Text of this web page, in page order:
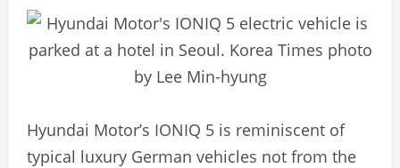
Hyundai Motor’s IONIQ 5 is reminiscent of
typical luxury German vehicles not from the